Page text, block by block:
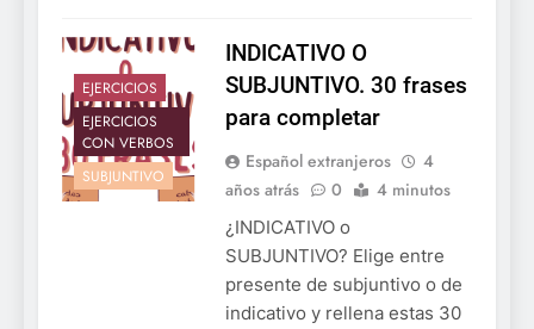
EJERCICIOS
EJERCICIOS
CON VERBOS
SUBJUNTIVO
INDICATIVO O
SUBJUNTIVO. 30 frases
para completar
Español extranjeros
4
años atrás
0 4 minutos
¿INDICATIVO o
SUBJUNTIVO? Elige entre
presente de subjuntivo o de
indicativo y rellena estas 30